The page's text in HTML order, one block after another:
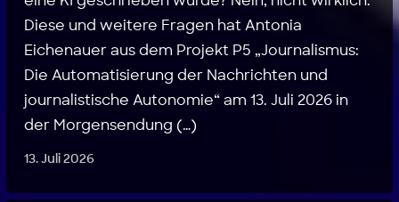
Diese und weitere Fragen hat Antonia
Eichenauer aus dem Projekt P5 „Journalismus:
Die Automatisierung der Nachrichten und
journalistische Autonomie“ am 13. Juli 2026 in
der Morgensendung (…)
13. Juli 2026